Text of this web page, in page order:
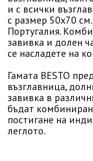
и с всички
с размер 50х70
Португалия.
завивка и долен
се насладете на
Гамата BESTO
възглавница,
завивка в
бъдат
постигане на
леглото.